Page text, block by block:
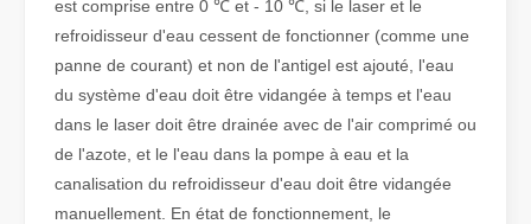
Qu'est-ce que la découpe laser de tubes ?
est comprise entre 0 ℃ et - 10 ℃, si le laser et le
refroidisseur d'eau cessent de fonctionner (comme une
panne de courant) et non de l'antigel est ajouté, l'eau
du système d'eau doit être vidangée à temps et l'eau
dans le laser doit être drainée avec de l'air comprimé ou
de l'azote, et le l'eau dans la pompe à eau et la
canalisation du refroidisseur d'eau doit être vidangée
manuellement. En état de fonctionnement, le